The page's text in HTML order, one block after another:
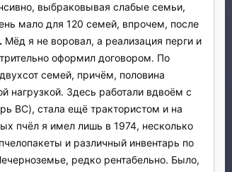
выбраковывая слабые семьи,
мало для 120 семей, впрочем, после
Мёд я не воровал, а реализация перги и
оформил договором. По
семей, причём, половина
нагрузкой. Здесь работали вдвоём с
BC), стала ещё трактористом и на
пчёл я имел лишь в 1974, несколько
и различный инвентарь по
редко рентабельно. Было,